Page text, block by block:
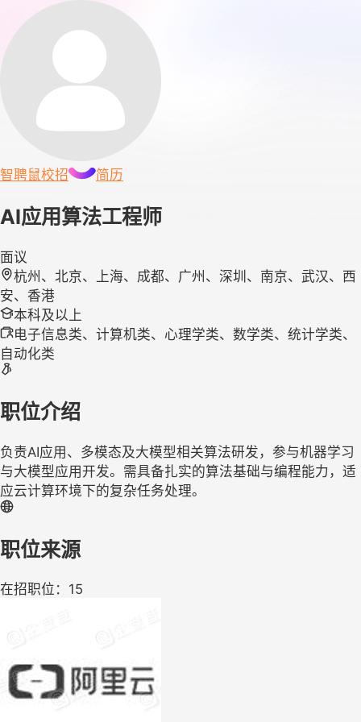
智聘鼠校招 简历
AI应用算法工程师
面议
杭州、北京、上海、成都、广州、深圳、南京、武汉、西
安、香港
本科及以上
电子信息类、计算机类、心理学类、数学类、统计学类、
自动化类
职位介绍
负责AI应用、多模态及大模型相关算法研发，参与机器学习
与大模型应用开发。需具备扎实的算法基础与编程能力，适
应云计算环境下的复杂任务处理。
职位来源
在招职位：15